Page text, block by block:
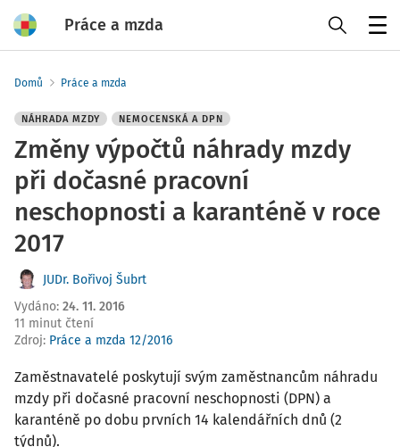
Práce a mzda
Domů Práce a mzda
NÁHRADA MZDY NEMOCENSKÁ A DPN
Změny výpočtů náhrady mzdy
při dočasné pracovní
neschopnosti a karanténě v roce
2017
JUDr. Bořivoj Šubrt
Vydáno: 24. 11. 2016
11 minut čtení
Zdroj: Práce a mzda 12/2016
Zaměstnavatelé poskytují svým zaměstnancům náhradu
mzdy při dočasné pracovní neschopnosti (DPN) a
karanténě po dobu prvních 14 kalendářních dnů (2
týdnů).